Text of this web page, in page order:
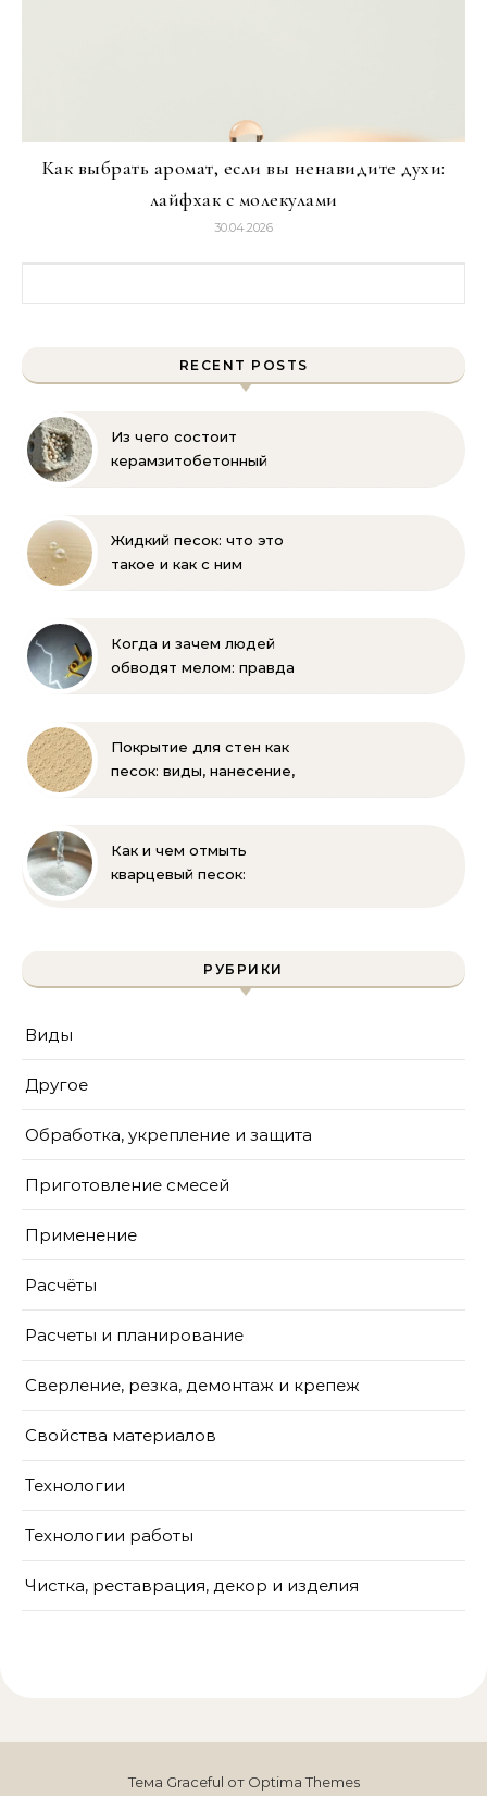
Как выбрать аромат, если вы ненавидите духи:
лайфхак с молекулами
30.04.2026
RECENT POSTS
Из чего состоит
керамзитобетонный
Жидкий песок: что это
такое и как с ним
Когда и зачем людей
обводят мелом: правда
Покрытие для стен как
песок: виды, нанесение,
Как и чем отмыть
кварцевый песок:
РУБРИКИ
Виды
Другое
Обработка, укрепление и защита
Приготовление смесей
Применение
Расчёты
Расчеты и планирование
Сверление, резка, демонтаж и крепеж
Свойства материалов
Технологии
Технологии работы
Чистка, реставрация, декор и изделия
Тема Graceful от Optima Themes